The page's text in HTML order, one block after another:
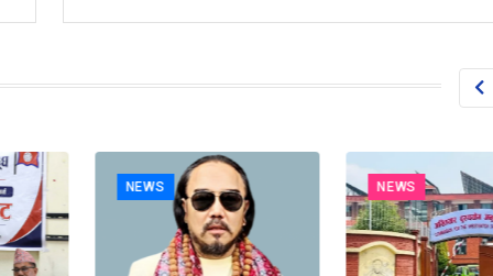
NEWS NEWS